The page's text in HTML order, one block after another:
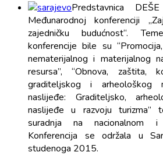
Predstavnica
Međunarodnoj konferenciji
zajedničku budućnost“.
konferencije bile su
nematerijalnog i materijalnog
resursa”, “Obnova, zaštita,
graditeljskog i arheološkog
naslijeđe: Graditeljsko,
naslijeđe u razvoju turizma”
suradnja na nacionalnom i
Konferencija se održala u
studenoga 2015.